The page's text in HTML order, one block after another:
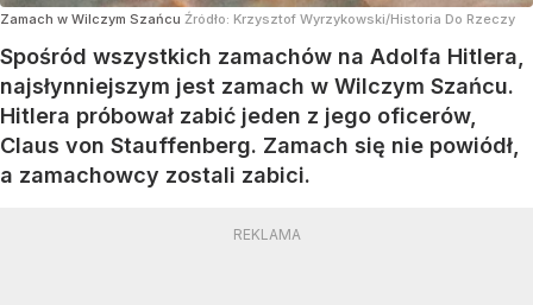
Zamach w Wilczym Szańcu Źródło: Krzysztof Wyrzykowski/Historia Do Rzeczy
Spośród wszystkich zamachów na Adolfa Hitlera,
najsłynniejszym jest zamach w Wilczym Szańcu.
Hitlera próbował zabić jeden z jego oficerów,
Claus von Stauffenberg. Zamach się nie powiódł,
a zamachowcy zostali zabici.